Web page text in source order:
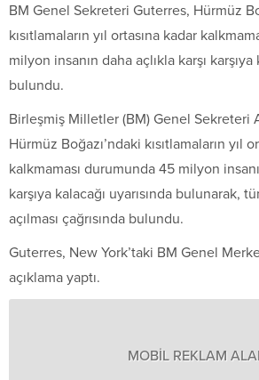
BM Genel Sekreteri Guterres, Hürmüz
kısıtlamaların yıl ortasına kadar
milyon insanın daha açlıkla karşı karşıya
bulundu.
Birleşmiş Milletler (BM) Genel Sekreteri
Hürmüz Boğazı’ndaki kısıtlamaların yıl
kalkmaması durumunda 45 milyon
karşıya kalacağı uyarısında bulunarak,
açılması çağrısında bulundu.
Guterres, New York’taki BM Genel
açıklama yaptı.
MOBİL REKLAM